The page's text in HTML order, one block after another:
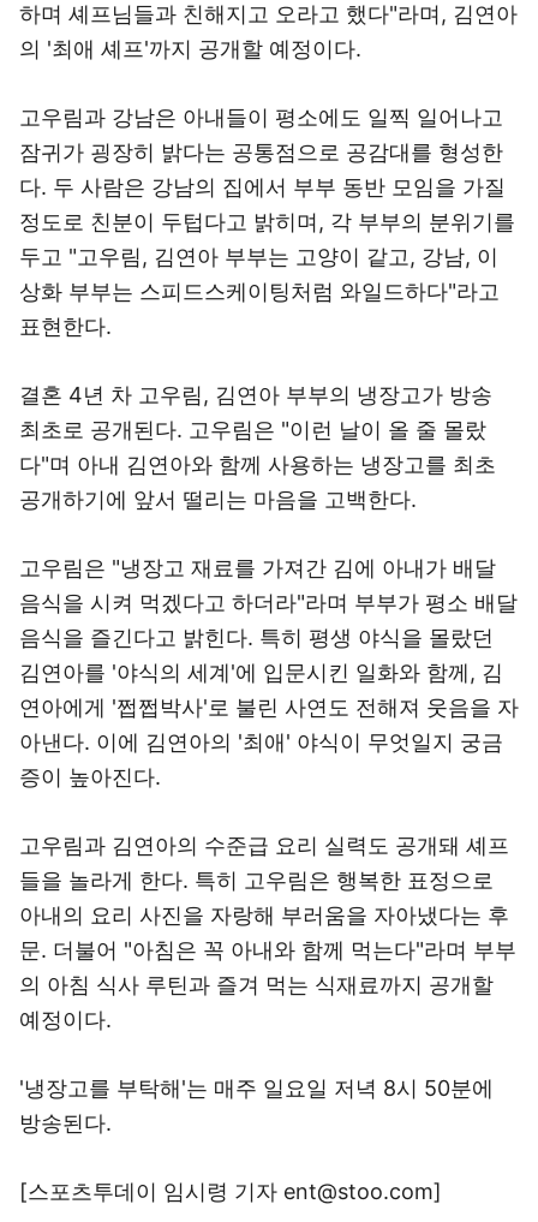
하며 셰프님들과 친해지고 오라고 했다"라며, 김연아
의 '최애 셰프'까지 공개할 예정이다.
고우림과 강남은 아내들이 평소에도 일찍 일어나고
잠귀가 굉장히 밝다는 공통점으로 공감대를 형성한
다. 두 사람은 강남의 집에서 부부 동반 모임을 가질
정도로 친분이 두텁다고 밝히며, 각 부부의 분위기를
두고 "고우림, 김연아 부부는 고양이 같고, 강남, 이
상화 부부는 스피드스케이팅처럼 와일드하다"라고
표현한다.
결혼 4년 차 고우림, 김연아 부부의 냉장고가 방송
최초로 공개된다. 고우림은 "이런 날이 올 줄 몰랐
다"며 아내 김연아와 함께 사용하는 냉장고를 최초
공개하기에 앞서 떨리는 마음을 고백한다.
고우림은 "냉장고 재료를 가져간 김에 아내가 배달
음식을 시켜 먹겠다고 하더라"라며 부부가 평소 배달
음식을 즐긴다고 밝힌다. 특히 평생 야식을 몰랐던
김연아를 '야식의 세계'에 입문시킨 일화와 함께, 김
연아에게 '쩝쩝박사'로 불린 사연도 전해져 웃음을 자
아낸다. 이에 김연아의 '최애' 야식이 무엇일지 궁금
증이 높아진다.
고우림과 김연아의 수준급 요리 실력도 공개돼 셰프
들을 놀라게 한다. 특히 고우림은 행복한 표정으로
아내의 요리 사진을 자랑해 부러움을 자아냈다는 후
문. 더불어 "아침은 꼭 아내와 함께 먹는다"라며 부부
의 아침 식사 루틴과 즐겨 먹는 식재료까지 공개할
예정이다.
'냉장고를 부탁해'는 매주 일요일 저녁 8시 50분에
방송된다.
[스포츠투데이 임시령 기자 ent@stoo.com]